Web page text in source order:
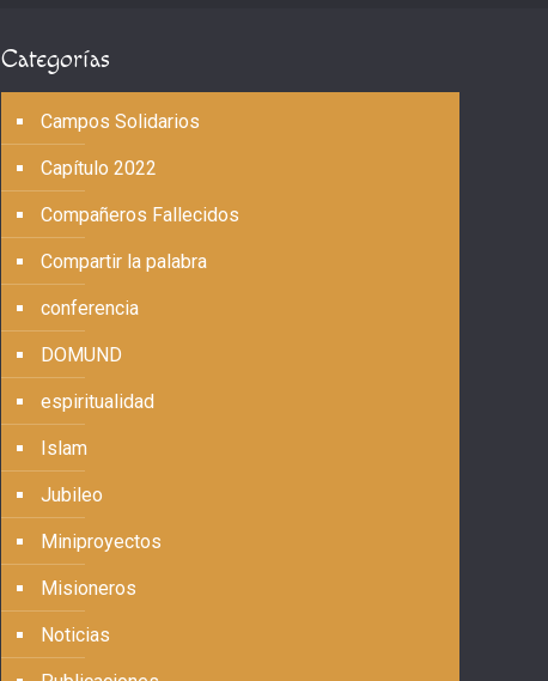
Categorías
Campos Solidarios
Capítulo 2022
Compañeros Fallecidos
Compartir la palabra
conferencia
DOMUND
espiritualidad
Islam
Jubileo
Miniproyectos
Misioneros
Noticias